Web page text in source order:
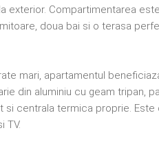
exterior. Compartimentarea
doua bai si o terasa
mari, apartamentul
din aluminiu cu geam tripan,
centrala termica proprie. Este
TV.